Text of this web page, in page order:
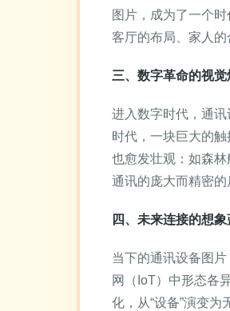
图片，成为了一个
客厅的布局、家人的
三、数字革命的视觉
进入数字时代，通
时代，一块巨大的
也愈发壮观：如森
通讯的庞大而精密的
四、未来连接的想象
当下的通讯设备图
网（IoT）中形态各
化，从“设备”演变为